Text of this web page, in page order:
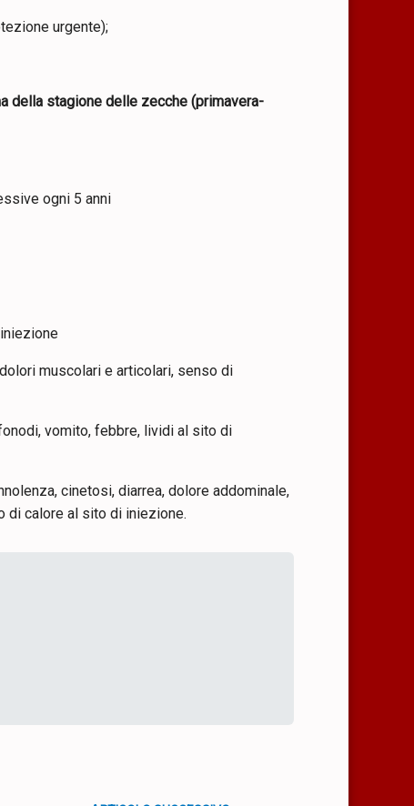
urgente);
della stagione delle zecche (primavera-
ogni 5 anni
muscolari e articolari, senso di
vomito, febbre, lividi al sito di
cinetosi, diarrea, dolore addominale,
di calore al sito di iniezione.